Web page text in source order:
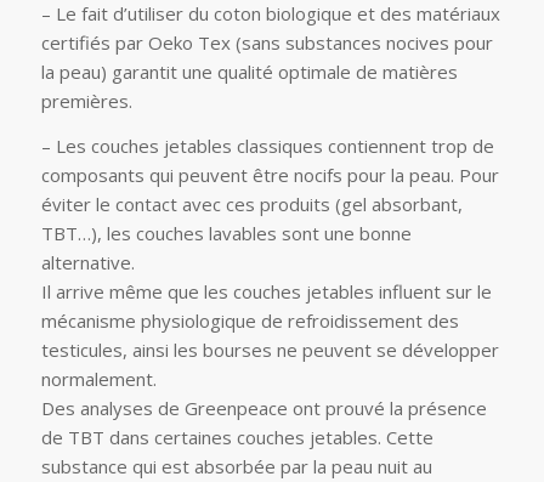
– Le fait d’utiliser du coton biologique et des matériaux
certifiés par Oeko Tex (sans substances nocives pour
la peau) garantit une qualité optimale de matières
premières.
– Les couches jetables classiques contiennent trop de
composants qui peuvent être nocifs pour la peau. Pour
éviter le contact avec ces produits (gel absorbant,
TBT…), les couches lavables sont une bonne
alternative.
Il arrive même que les couches jetables influent sur le
mécanisme physiologique de refroidissement des
testicules, ainsi les bourses ne peuvent se développer
normalement.
Des analyses de Greenpeace ont prouvé la présence
de TBT dans certaines couches jetables. Cette
substance qui est absorbée par la peau nuit au